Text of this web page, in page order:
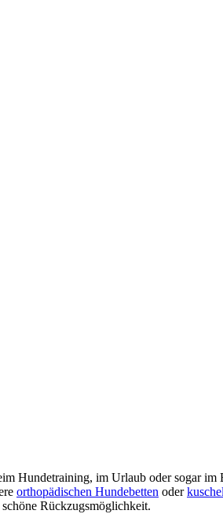
Hundetraining, im Urlaub oder sogar
orthopädischen Hundebetten oder
Rückzugsmöglichkeit.